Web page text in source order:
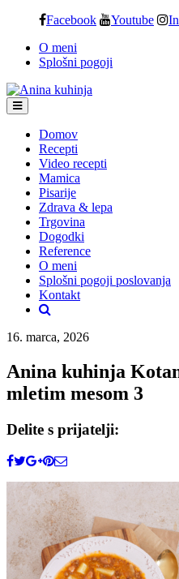
content
Facebook Youtube
O meni
Splošni pogoji
Domov
Recepti
Video recepti
Mamica
Pisarije
Zdrava & lepa
Trgovina
Dogodki
Reference
O meni
Splošni pogoji poslovanja
Kontakt
16. marca, 2026
Anina kuhinja
mletim mesom 3
Delite s prijatelji: